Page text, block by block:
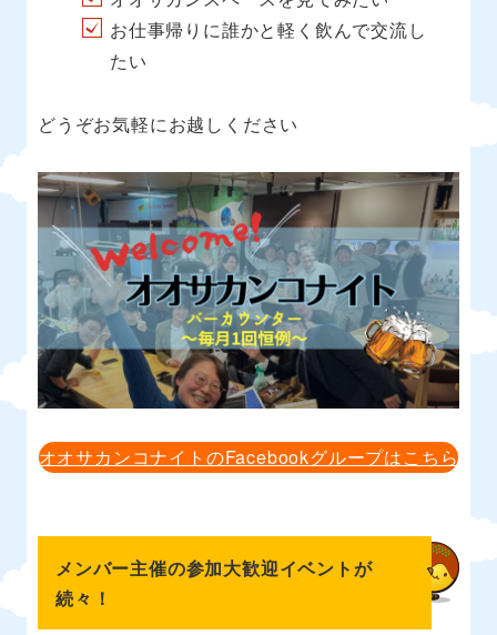
お仕事帰りに誰かと軽く飲んで交流し
たい
どうぞお気軽にお越しください
オオサカンコナイトのFacebookグループはこちら
メンバー主催の参加大歓迎イベントが
続々！